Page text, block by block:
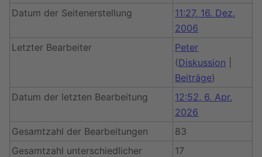
Datum der Seitenerstellung
11:27, 16. Dez.
2006
Letzter Bearbeiter
Peter
(Diskussion
Beiträge)
Datum der letzten Bearbeitung
12:52, 6. Apr.
2026
Gesamtzahl der Bearbeitungen
83
Gesamtzahl unterschiedlicher
17